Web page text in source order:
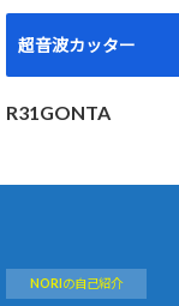
超音波カッター
R31GONTA
NORIの自己紹介